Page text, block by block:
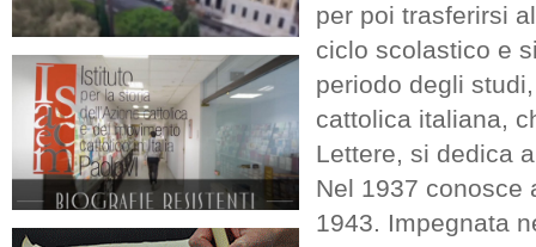
per poi trasferirsi
ciclo scolastico e
periodo degli
cattolica italiana,
Lettere, si dedica
Nel 1937 conosce
1943. Impegnata